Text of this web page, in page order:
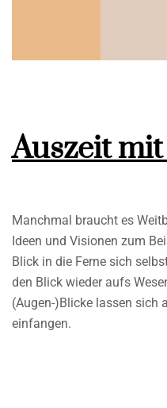
Auszeit
Manchmal braucht es
Ideen und Visionen zum
Blick in die Ferne sich
den Blick wieder aufs
(Augen-)Blicke lassen sich
einfangen.